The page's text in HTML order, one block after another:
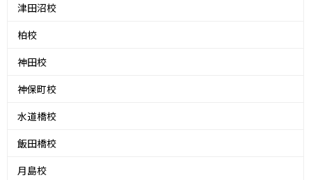
津田沼校
柏校
神田校
神保町校
水道橋校
飯田橋校
月島校